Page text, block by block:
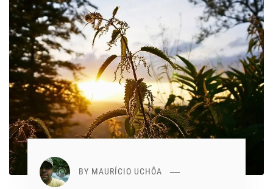
BY MAURÍCIO UCHÔA